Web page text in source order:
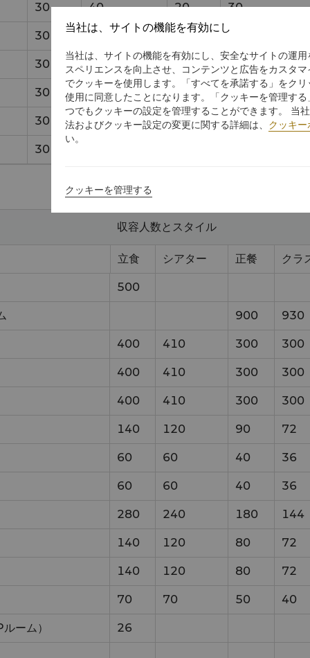
30 40 20 30
30 40 20 30
30 40 20 30
30 40 20 30
30 40 20 30
30
収容人数とスタイル
立食 シアター 正餐 クラ
500
900 930
400 410 300 300
400 410 300 300
400 410 300 300
140 120 90 72
60 60 40 36
60 60 40 36
280 240 180 144
140 120 80 72
140 120 80 72
70 70 50 40
ーム） 26
当社は、サイトの機能を有効にし
当社は、サイトの機能を有効にし、安全なサイトの運
スペリエンスを向上させ、コンテンツと広告をカスタ
でクッキーを使用します。「すべてを承諾する」をク
使用に同意したことになります。「クッキーを管理す
つでもクッキーの設定を管理することができます。 当
法およびクッキー設定の変更に関する詳細は、 クッキー
い。
クッキーを管理する